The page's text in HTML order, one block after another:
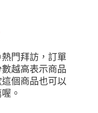
門拜訪，訂單
越高表示商品
個商品也可以
。